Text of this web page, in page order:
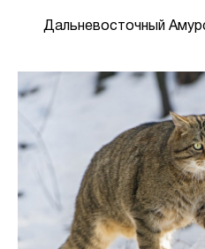
Дальневосточный